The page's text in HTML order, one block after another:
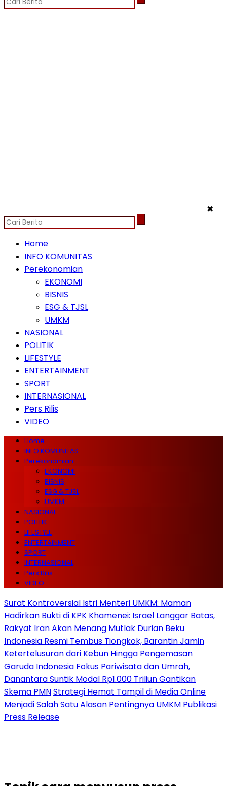
✖
Home
INFO KOMUNITAS
Perekonomian
EKONOMI
BISNIS
ESG & TJSL
UMKM
NASIONAL
POLITIK
LIFESTYLE
ENTERTAINMENT
SPORT
INTERNASIONAL
Pers Rilis
VIDEO
Home
INFO KOMUNITAS
Perekonomian
EKONOMI
BISNIS
ESG & TJSL
UMKM
NASIONAL
POLITIK
LIFESTYLE
ENTERTAINMENT
SPORT
INTERNASIONAL
Pers Rilis
VIDEO
Surat Kontroversial Istri Menteri UMKM: Maman
Hadirkan Bukti di KPK Khamenei: Israel Langgar Batas,
Rakyat Iran Akan Menang Mutlak Durian Beku
Indonesia Resmi Tembus Tiongkok, Barantin Jamin
Ketertelusuran dari Kebun Hingga Pengemasan
Garuda Indonesia Fokus Pariwisata dan Umrah,
Danantara Suntik Modal Rp1.000 Triliun Gantikan
Skema PMNStrategi Hemat Tampil di Media Online
Menjadi Salah Satu Alasan Pentingnya UMKM Publikasi
Press Release